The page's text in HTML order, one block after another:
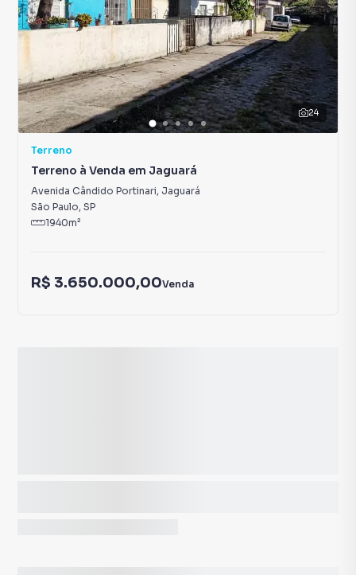
24
Terreno
Terreno à Venda em Jaguará
Avenida Cândido Portinari, Jaguará
São Paulo, SP
1940m²
R$ 3.650.000,00Venda